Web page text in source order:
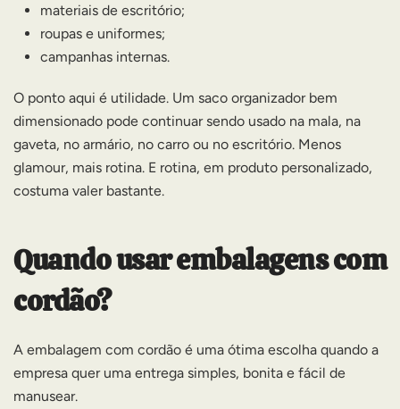
materiais de escritório;
roupas e uniformes;
campanhas internas.
O ponto aqui é utilidade. Um saco organizador bem
dimensionado pode continuar sendo usado na mala, na
gaveta, no armário, no carro ou no escritório. Menos
glamour, mais rotina. E rotina, em produto personalizado,
costuma valer bastante.
Quando usar embalagens com
cordão?
A embalagem com cordão é uma ótima escolha quando a
empresa quer uma entrega simples, bonita e fácil de
manusear.